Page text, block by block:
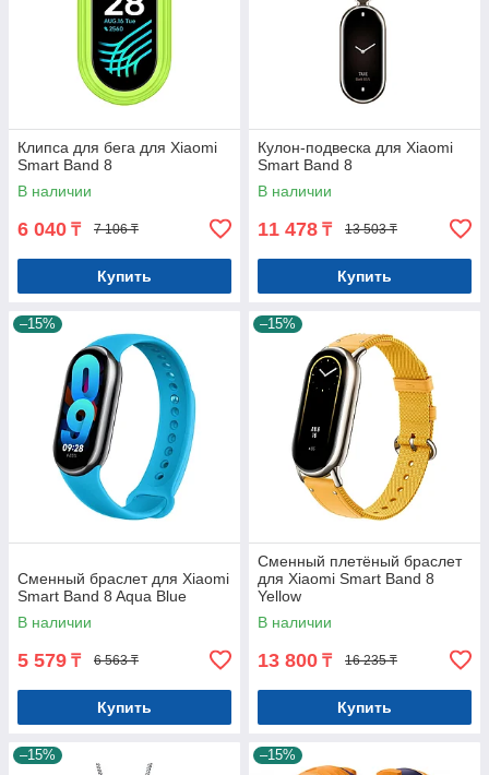
Клипса для бега для Xiaomi
Smart Band 8
В наличии
6 040 ₸ 7 106 ₸
Купить
Кулон-подвеска для Xiaomi
Smart Band 8
В наличии
11 478 ₸ 13 503 ₸
Купить
–15%
Сменный браслет для Xiaomi
Smart Band 8 Aqua Blue
В наличии
5 579 ₸ 6 563 ₸
Купить
–15%
Сменный плетёный браслет
для Xiaomi Smart Band 8
Yellow
В наличии
13 800 ₸ 16 235 ₸
Купить
–15% –15%